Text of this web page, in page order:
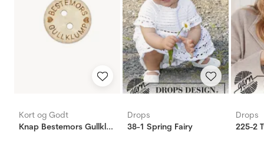
Kort og Godt
Knap Bestemors Gullklump 15mm
Drops
38-1 Spring Fairy
Drops
225-2